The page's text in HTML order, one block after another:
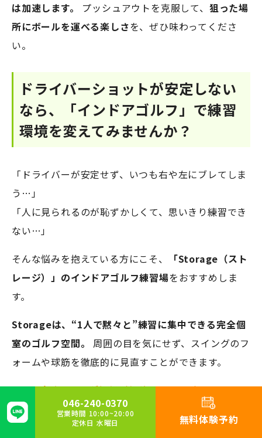
は加速します。
プッシュアウトを克服して、 狙った場
所にボールを運べる楽しさを、ぜひ味わってくださ
い。
ドライバーショットが安定しない
なら、「インドアゴルフ」で練習
環境を変えてみませんか？
「ドライバーが安定せず、いつも右や左にブレてしま
う…」
「人に見られるのが恥ずかしくて、思いきり練習でき
ない…」
そんな悩みを抱えている方にこそ、
「Storage（スト
レージ）」のインドアゴルフ練習場をおすすめしま
す。
Storageは、“1人で黙々と”練習に集中できる完全個
室のゴルフ空間。
周囲の目を気にせず、スイングのフ
ォームや球筋を徹底的に見直すことができます。
高速スイング解析（毎秒1,000コマ）でフォー
ムを可視化
最新シミュレーター搭載。実戦に近いラウンド
046-240-0370
営業時間 10:00~20:00
定休日 水曜日
無料体験予約